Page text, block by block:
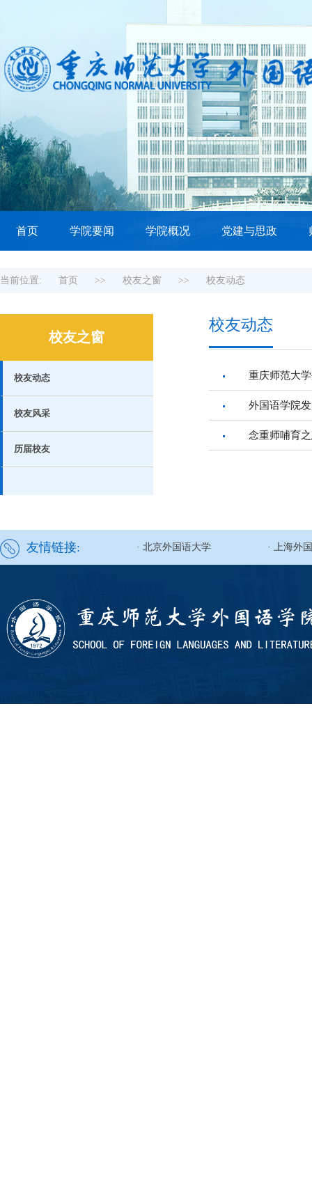
首页 学院要闻 学院概况 党建与思政
当前位置: 首页 >> 校友之窗 >> 校友动态
校友之窗
校友动态
校友风采
历届校友
校友动态
重庆师范大
外国语学院
念重师哺育
友情链接: · 北京外国语大学 · 上海外